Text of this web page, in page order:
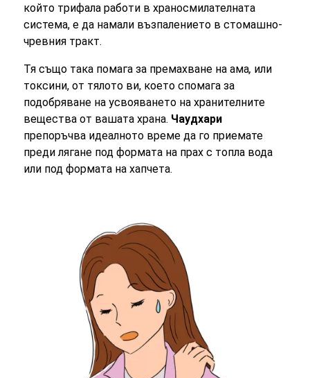
който трифала работи в храносмилателната
система, е да намали възпалението в стомашно-
чревния тракт.
Тя също така помага за премахване на ама, или
токсини, от тялото ви, което спомага за
подобряване на усвояването на хранителните
вещества от вашата храна. Чаудхари
препоръчва идеалното време да го приемате
преди лягане под формата на прах с топла вода
или под формата на хапчета.